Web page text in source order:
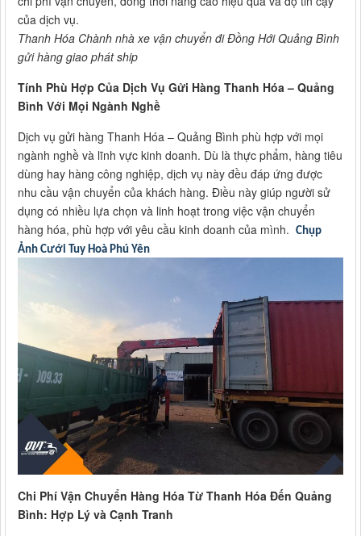
của dịch vụ.
Thanh Hóa Chành nhà xe vận chuyển đi Đồng Hới Quảng Bình
gửi hàng giao phát ship
Tính Phù Hợp Của Dịch Vụ Gửi Hàng Thanh Hóa – Quảng
Bình Với Mọi Ngành Nghề
Dịch vụ gửi hàng Thanh Hóa – Quảng Bình phù hợp với mọi
ngành nghề và lĩnh vực kinh doanh. Dù là thực phẩm, hàng tiêu
dùng hay hàng công nghiệp, dịch vụ này đều đáp ứng được
nhu cầu vận chuyển của khách hàng. Điều này giúp người sử
dụng có nhiều lựa chọn và linh hoạt trong việc vận chuyển
hàng hóa, phù hợp với yêu cầu kinh doanh của mình. Chụp
Ảnh Cưới Tuy Hoà Phú Yên
Chi Phí Vận Chuyển Hàng Hóa Từ Thanh Hóa Đến Quảng
Bình: Hợp Lý và Cạnh Tranh